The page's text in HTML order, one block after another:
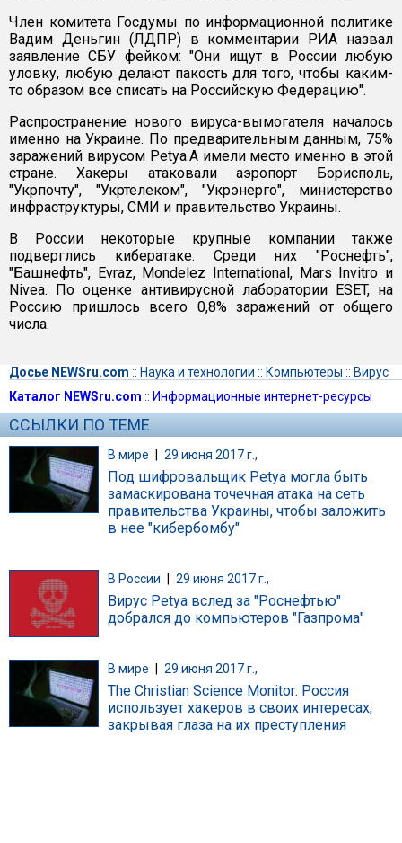
Член комитета Госдумы по информационной политике
Вадим Деньгин (ЛДПР) в комментарии РИА назвал
заявление СБУ фейком: "Они ищут в России любую
уловку, любую делают пакость для того, чтобы каким-
то образом все списать на Российскую Федерацию".
Распространение нового вируса-вымогателя началось
именно на Украине. По предварительным данным, 75%
заражений вирусом Petya.A имели место именно в этой
стране. Хакеры атаковали аэропорт Борисполь,
"Укрпочту", "Укртелеком", "Укрэнерго", министерство
инфраструктуры, СМИ и правительство Украины.
В России некоторые крупные компании также
подверглись кибератаке. Среди них "Роснефть",
"Башнефть", Evraz, Mondelеz International, Mars Invitro и
Nivea. По оценке антивирусной лаборатории ESET, на
Россию пришлось всего 0,8% заражений от общего
числа.
Досье NEWSru.com :: Наука и технологии :: Компьютеры :: Вирус
Каталог NEWSru.com :: Информационные интернет-ресурсы
ССЫЛКИ ПО ТЕМЕ
В мире | 29 июня 2017 г.,
Под шифровальщик Petya могла быть
замаскирована точечная атака на сеть
правительства Украины, чтобы заложить
в нее "кибербомбу"
В России 29 июня 2017 г.,
Вирус Petya вслед за "Роснефтью"
добрался до компьютеров "Газпрома"
В мире 29 июня 2017 г.,
The Christian Science Monitor: Россия
использует хакеров в своих интересах,
закрывая глаза на их преступления